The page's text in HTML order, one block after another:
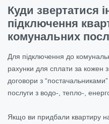
Куди звертатися
підключення
комунальних
Для підключення до
рахунки для сплати за кожен з
договори з
послуги з водо-, тепло-,
Якщо ви придбали квартиру